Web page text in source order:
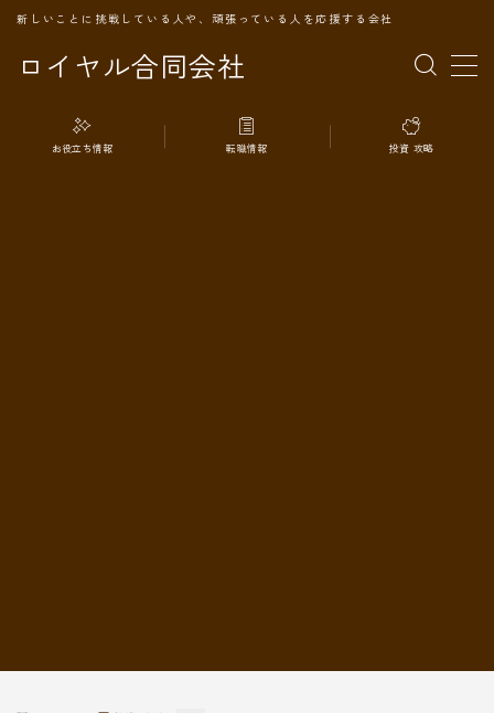
ロイヤル合同会社
新しいことに挑戦している人や、頑張っている人を応援する会社
MENU
TOPページ
お役立ち情報 転職情報 投資 攻略